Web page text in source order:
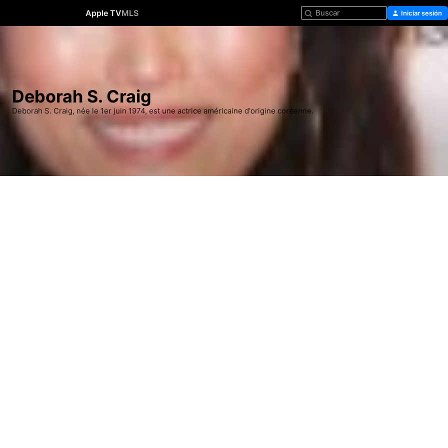
Apple TVMLS Buscar Iniciar sesión
Deborah S. Craig
Deborah S. Craig, née le 1er juin 1974, est une actrice américaine d'origine coréenne.